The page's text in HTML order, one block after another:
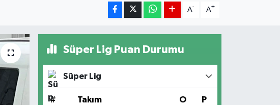
A- A+
Süper Lig Puan Durumu
Süper Lig
# Takım O P